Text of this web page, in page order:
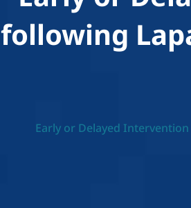
following
Early or Delayed